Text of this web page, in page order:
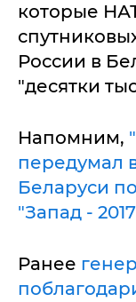
которые
России в
"десятки
Напомним,
передумал
Беларуси
"Запад -
Ранее